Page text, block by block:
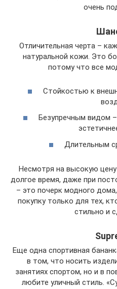
очень
Отличительная черта –
натуральной кожи. Это
потому что все
Стойкостью к
Безупречным видом
Длительным
Несмотря на высокую
долгое время, даже при
– это почерк модного
покупку только для тех,
стильно и
Еще одна спортивная
в том, что носить
занятиях спортом, но и в
любите уличный стиль.